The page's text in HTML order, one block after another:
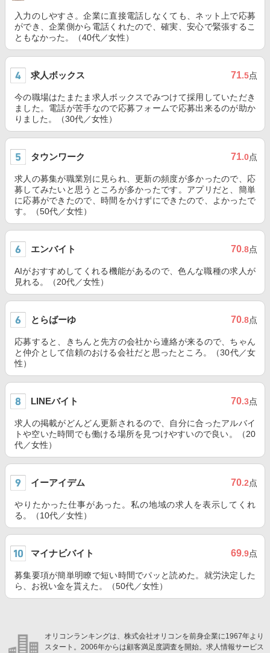
入力のしやすさ。企業に直接電話しなくても、ネット上で応募
ができ、企業側から電話くれたので、確実、安心で緊張するこ
ともなかった。（40代／女性）
求人ボックス 71.5点
今の職場はたまたま求人ボックスでみつけて採用していただき
ました。電話が苦手なので応募フォームで応募出来るのが助か
りました。（30代／女性）
タウンワーク 71.0点
求人の募集が職業別に見られ、更新の頻度が多かったので、応
募してみたいと思うところが多かったです。アプリだと、簡単
に応募ができたので、時間をかけずにできたので、よかったで
す。（50代／女性）
エンバイト 70.8点
AIがおすすめしてくれる機能があるので、色んな職種の求人が
見れる。（20代／女性）
とらばーゆ 70.8点
応募すると、きちんと先方の会社から連絡が来るので、ちゃん
と仲介として信頼のおける会社だと思ったところ。（30代／女
性）
LINEバイト 70.3点
求人の掲載がどんどん更新されるので、自分に合ったアルバイ
トや空いた時間でも働ける場所を見つけやすいので良い。（20
代／女性）
イーアイデム 70.2点
やりたかった仕事があった。私の地域の求人を表示してくれ
る。（10代／女性）
マイナビバイト 69.9点
募集要項が簡単明瞭で短い時間でパッと読めた。就労決定した
ら、お祝い金を貰えた。（50代／女性）
オリコンランキングは、株式会社オリコンを前身企業に1967年より
スタート。2006年からは顧客満足度調査を開始。求人情報サービス